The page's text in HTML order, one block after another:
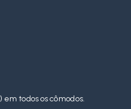
todos os cômodos.